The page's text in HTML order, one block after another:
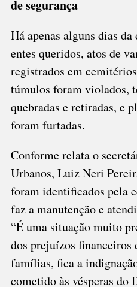
de segurança
Há apenas alguns dias
entes queridos, atos de
registrados em
túmulos foram violados,
quebradas e retiradas, e
foram furtadas.
Conforme relata o
Urbanos, Luiz Neri
foram identificados pela
faz a manutenção e
“É uma situação muito
dos prejuízos financeiros
famílias, fica a
cometido às vésperas do